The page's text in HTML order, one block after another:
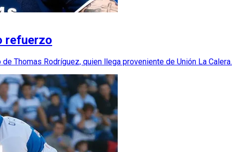
refuerzo
Thomas Rodríguez, quien llega proveniente de Unión La Calera.